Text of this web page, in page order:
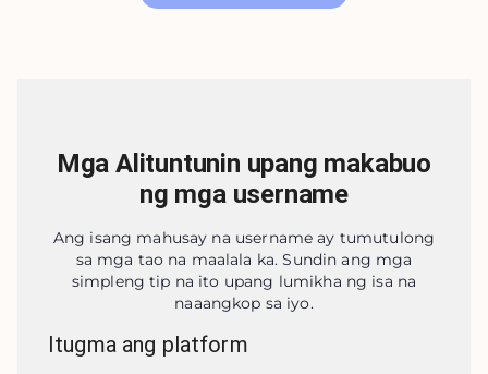
Mga Alituntunin upang makabuo
ng mga username
Ang isang mahusay na username ay tumutulong
sa mga tao na maalala ka. Sundin ang mga
simpleng tip na ito upang lumikha ng isa na
naaangkop sa iyo.
Itugma ang platform